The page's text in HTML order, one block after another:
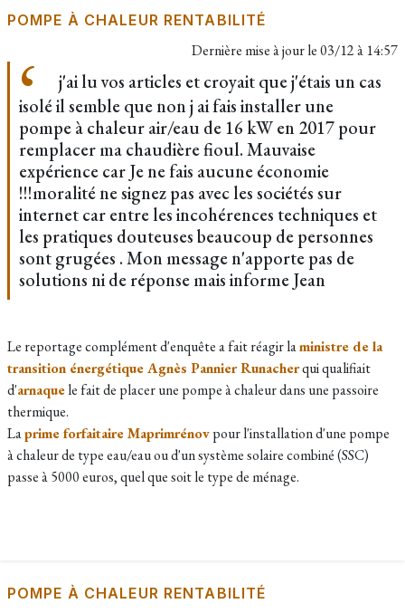
POMPE À CHALEUR RENTABILITÉ
Dernière mise à jour le03/12 à 14:57
j'ai lu vos articles et croyait que j'étais un cas
isolé il semble que non j ai fais installer une
pompe à chaleur air/eau de 16 kW en 2017 pour
remplacer ma chaudière fioul. Mauvaise
expérience car Je ne fais aucune économie
!!!moralité ne signez pas avec les sociétés sur
internet car entre les incohérences techniques et
les pratiques douteuses beaucoup de personnes
sont grugées . Mon message n'apporte pas de
solutions ni de réponse mais informe Jean
Le reportage complément d'enquête a fait réagir laministre de la
transition énergétique Agnès Pannier Runacherqui qualifiait
d'arnaquele fait de placer une pompe à chaleur dans une passoire
thermique.
Laprime forfaitaire Maprimrénovpour l'installation d'une pompe
à chaleur de type eau/eau ou d'un système solaire combiné (SSC)
passe à 5000 euros, quel que soit le type de ménage.
POMPE À CHALEUR RENTABILITÉ